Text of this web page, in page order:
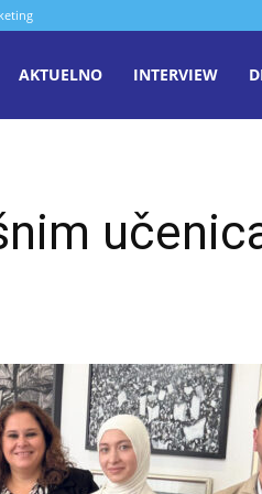
AKTUELNO INTERVIEW